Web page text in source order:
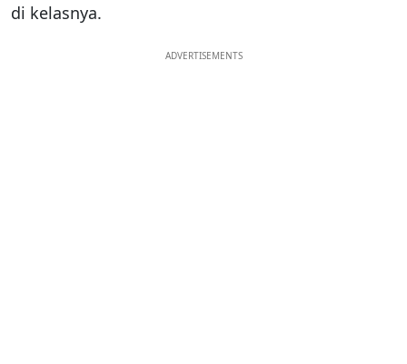
di kelasnya.
ADVERTISEMENTS